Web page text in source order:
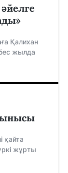
Қалихан
жылда
қайта
жұрты